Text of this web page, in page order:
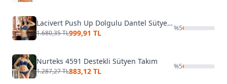
Lacivert Push Up Dolgulu Dantel Sütyen Takım
1.680,35 TL999,91 TL
%5
Nurteks 4591 Destekli Sütyen Takım
1.287,27 TL883,12 TL
%5